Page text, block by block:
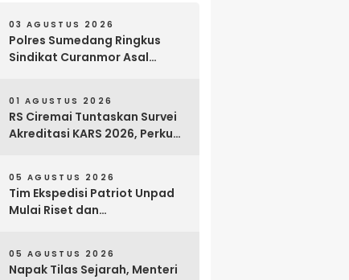
03 AGUSTUS 2026
Polres Sumedang Ringkus
Sindikat Curanmor Asal
01 AGUSTUS 2026
RS Ciremai Tuntaskan Survei
Akreditasi KARS 2026, Perkuat
05 AGUSTUS 2026
Tim Ekspedisi Patriot Unpad
Mulai Riset dan
Tomage, Fakfak
05 AGUSTUS 2026
Napak Tilas Sejarah, Menteri